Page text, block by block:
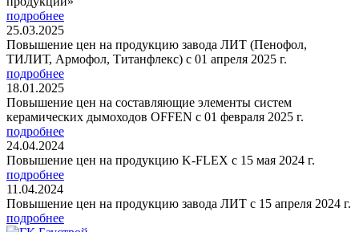
подробнее
25.03.2025
Повышение цен на продукцию завода ЛИТ (Пенофол,
ТИЛИТ, Армофол, Титанфлекс) с 01 апреля 2025 г.
подробнее
18.01.2025
Повышение цен на составляющие элементы систем
керамических дымоходов OFFEN с 01 февраля 2025 г.
подробнее
24.04.2024
Повышение цен на продукцию K-FLEX с 15 мая 2024 г.
подробнее
11.04.2024
Повышение цен на продукцию завода ЛИТ с 15 апреля 2024 г.
подробнее